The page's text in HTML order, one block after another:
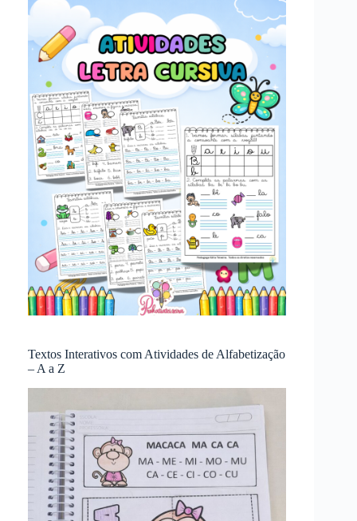
Textos Interativos com Atividades de Alfabetização
– A a Z